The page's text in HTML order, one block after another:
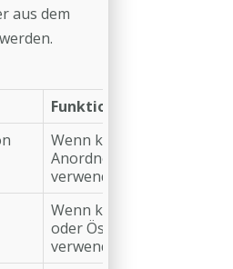
aus dem
Funktion
Wenn keine
Anordnen-Aktion
verwendet wird
Wenn keine Kacheln-
oder Ösen-Aktion
verwendet wird